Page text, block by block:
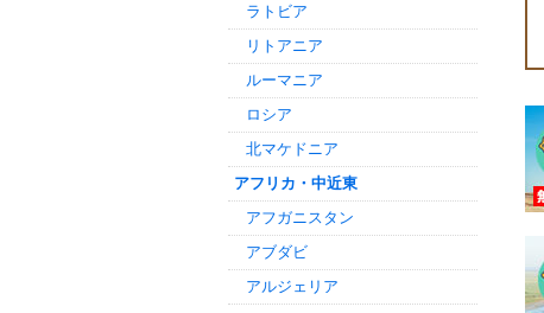
ラトビア
リトアニア
ルーマニア
ロシア
北マケドニア
アフリカ・中近東
アフガニスタン
アブダビ
アルジェリア